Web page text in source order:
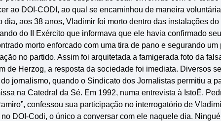
ao DOI-CODI, ao qual se encaminhou de maneira
dia, aos 38 anos, Vladimir foi morto dentro das instalações
do II Exército que informava que ele havia confirmado
morto enforcado com uma tira de pano e segurando
no partido. Assim foi arquitetada a famigerada foto da
de Herzog, a resposta da sociedade foi imediata. Diversos
jornalismo, quando o Sindicato dos Jornalistas permitiu a
na Catedral da Sé. Em 1992, numa entrevista à IstoÉ,
confessou sua participação no interrogatório de
DOI-Codi, o único a conversar com ele naquele dia.